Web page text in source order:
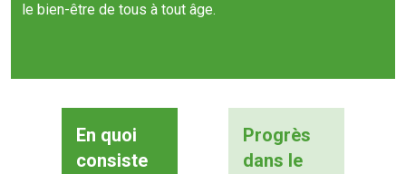
le bien-être de tous à tout âge.
En quoi
consiste
Progrès
dans le